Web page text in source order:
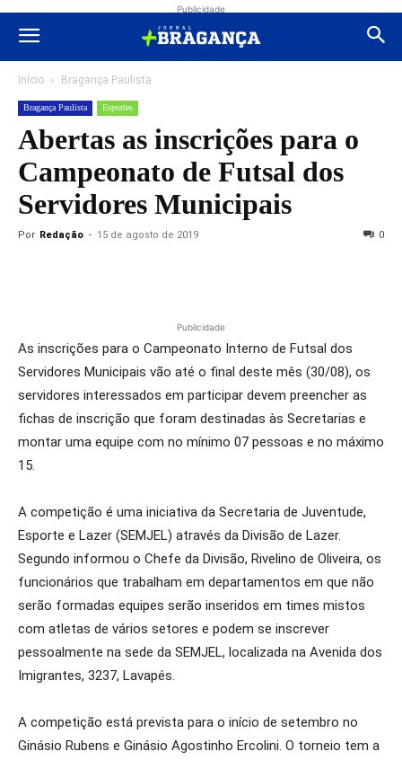
Publicidade
Início Bragança Paulista
Bragança Paulista Esportes
Abertas as inscrições para o
Campeonato de Futsal dos
Servidores Municipais
Por Redação - 15 de agosto de 2019 0
Publicidade
As inscrições para o Campeonato Interno de Futsal dos
Servidores Municipais vão até o final deste mês (30/08), os
servidores interessados em participar devem preencher as
fichas de inscrição que foram destinadas às Secretarias e
montar uma equipe com no mínimo 07 pessoas e no máximo
15.
A competição é uma iniciativa da Secretaria de Juventude,
Esporte e Lazer (SEMJEL) através da Divisão de Lazer.
Segundo informou o Chefe da Divisão, Rivelino de Oliveira, os
funcionários que trabalham em departamentos em que não
serão formadas equipes serão inseridos em times mistos
com atletas de vários setores e podem se inscrever
pessoalmente na sede da SEMJEL, localizada na Avenida dos
Imigrantes, 3237, Lavapés.
A competição está prevista para o início de setembro no
Ginásio Rubens e Ginásio Agostinho Ercolini. O torneio tem a